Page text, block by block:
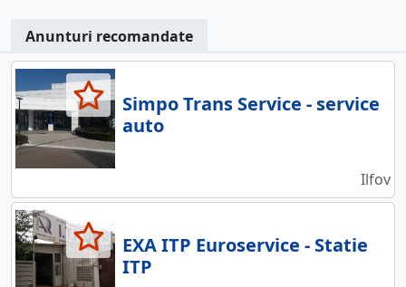
Anunturi recomandate
Simpo Trans Service - service
auto
Ilfov
EXA ITP Euroservice - Statie
ITP